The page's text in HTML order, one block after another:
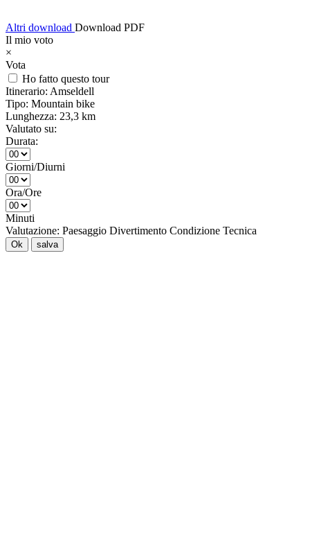
Altri download Download PDF
Il mio voto
×
Vota
Ho fatto questo tour
Itinerario: Amseldell
Tipo: Mountain bike
Lunghezza: 23,3 km
Valutato su:
Durata:
Giorni/Diurni
Ora/Ore
Minuti
Valutazione: Paesaggio Divertimento Condizione Tecnica
Ok salva